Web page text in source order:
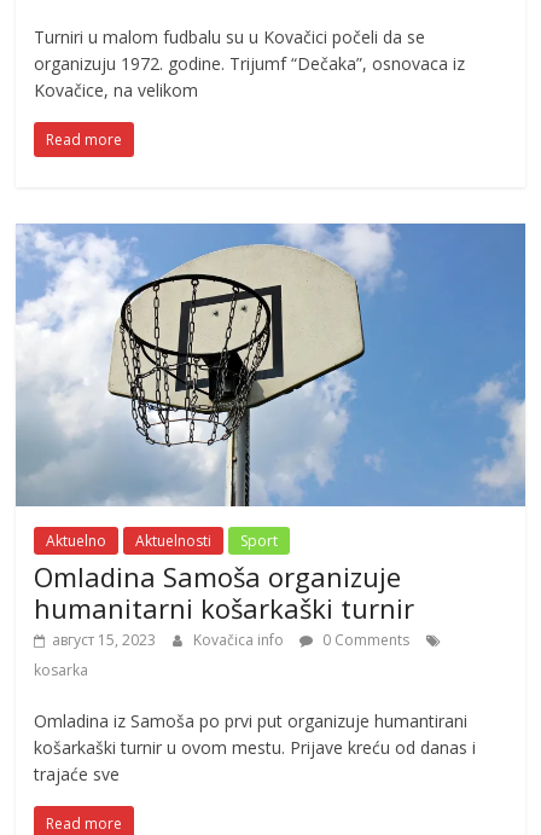
Turniri u malom fudbalu su u Kovačici počeli da se
organizuju 1972. godine. Trijumf “Dečaka”, osnovaca iz
Kovačice, na velikom
Read more
Aktuelno Aktuelnosti Sport
Omladina Samoša organizuje
humanitarni košarkaški turnir
август 15, 2023 Kovačica info
0 Comments
kosarka
Omladina iz Samoša po prvi put organizuje humantirani
košarkaški turnir u ovom mestu. Prijave kreću od danas i
trajaće sve
Read more